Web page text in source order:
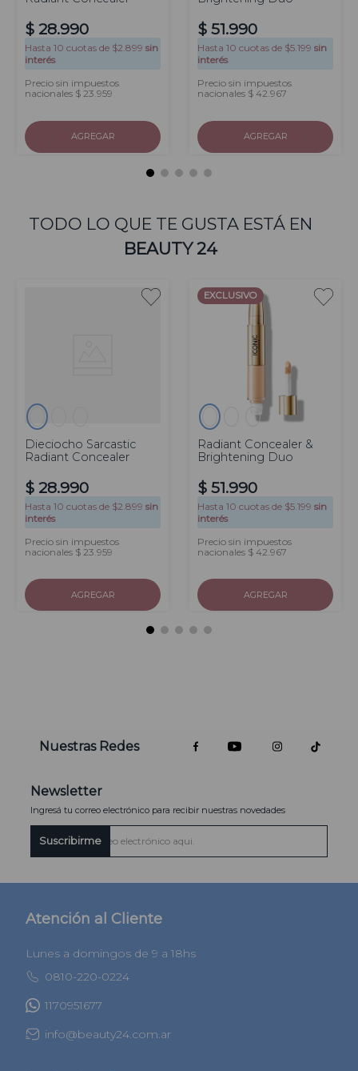
$ 28.990
Hasta 10 cuotas de $2.899 sin
interés
Precio sin impuestos
nacionales $ 23.959
AGREGAR
$ 51.990
Hasta 10 cuotas de $5.199 sin
interés
Precio sin impuestos
nacionales $ 42.967
AGREGAR
TODO LO QUE TE GUSTA ESTÁ EN
BEAUTY 24
Dieciocho Sarcastic
Radiant Concealer
$ 28.990
Hasta 10 cuotas de $2.899 sin
interés
Precio sin impuestos
nacionales $ 23.959
AGREGAR
EXCLUSIVO
Radiant Concealer &
Brightening Duo
$ 51.990
Hasta 10 cuotas de $5.199 sin
interés
Precio sin impuestos
nacionales $ 42.967
AGREGAR
Nuestras Redes
Newsletter
Ingresá tu correo electrónico para recibir nuestras novedades
Suscribirme
Atención al Cliente
Lunes a domingos de 9 a 18hs
0810-220-0224
1170951677
info@beauty24.com.ar